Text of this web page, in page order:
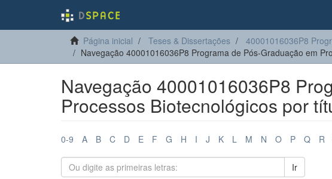
Página inicial Teses & Dissertações
40001016036P8
Navegação 40001016036P8 Programa de Pós-Graduação em
Navegação 40001016036P8
Processos Biotecnológicos por
0-9 A B C D E F G H I J K L M N O P Q R
Ir